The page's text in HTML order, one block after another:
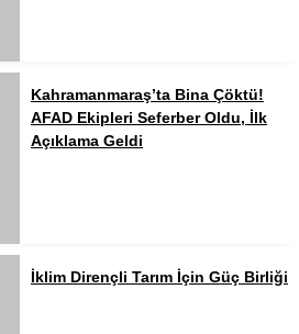
Kahramanmaraş’ta Bina Çöktü!
AFAD Ekipleri Seferber Oldu, İlk
Açıklama Geldi
İklim Dirençli Tarım İçin Güç Birliği